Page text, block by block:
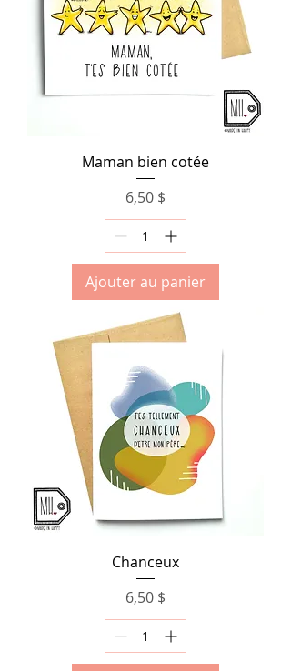
Maman bien cotée
Prix
6,50 $
Ajouter au panier
Chanceux
Prix
6,50 $